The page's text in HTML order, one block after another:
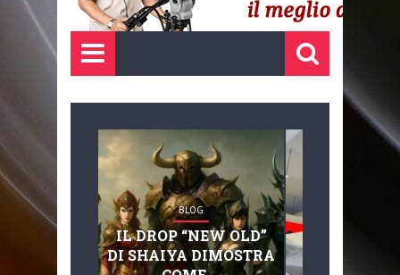
BLOG
IL DROP “NEW OLD”
DI SHAIYA DIMOSTRA